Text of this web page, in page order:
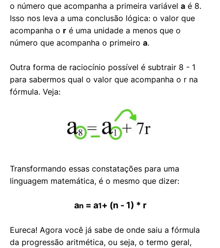
o número que acompanha a primeira variável a é 8.
Isso nos leva a uma conclusão lógica: o valor que
acompanha o r é uma unidade a menos que o
número que acompanha o primeiro a.
Outra forma de raciocínio possível é subtrair 8 - 1
para sabermos qual o valor que acompanha o r na
fórmula. Veja:
Transformando essas constatações para uma
linguagem matemática, é o mesmo que dizer:
an= a1+ (n - 1) * r
Eureca! Agora você já sabe de onde saiu a fórmula
da progressão aritmética, ou seja, o termo geral,